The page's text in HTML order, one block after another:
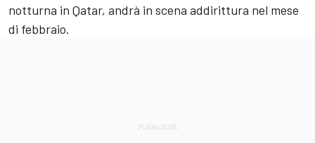
notturna in Qatar, andrà in scena addirittura nel mese
di febbraio.